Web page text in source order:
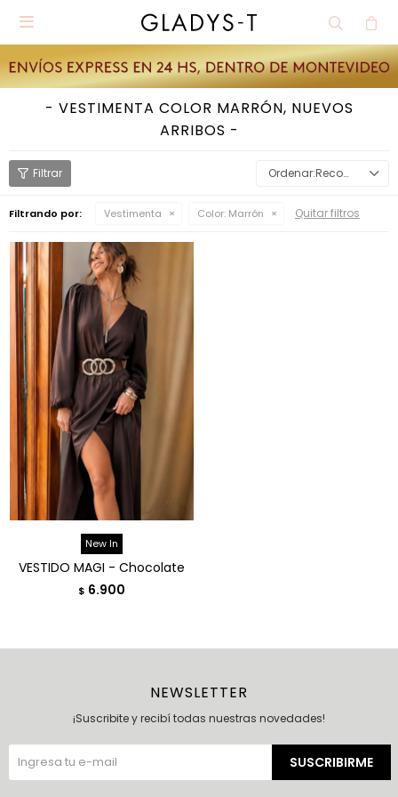

VESTIMENTA COLOR MARRÓN, NUEVOS
ARRIBOS
Recomendados
Filtrando por: Vestimenta Color: Marrón Quitar filtros
New In
VESTIDO MAGI - Chocolate
$ 6.900
NEWSLETTER
¡Suscribite y recibí todas nuestras novedades!
SUSCRIBIRME